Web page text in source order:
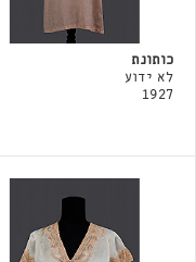
כותונת
לא ידוע
1927